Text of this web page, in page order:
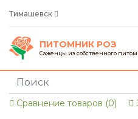
Тимашевск
ПИТОМНИК РОЗ
Саженцы из собственного
Сравнение товаров (0)